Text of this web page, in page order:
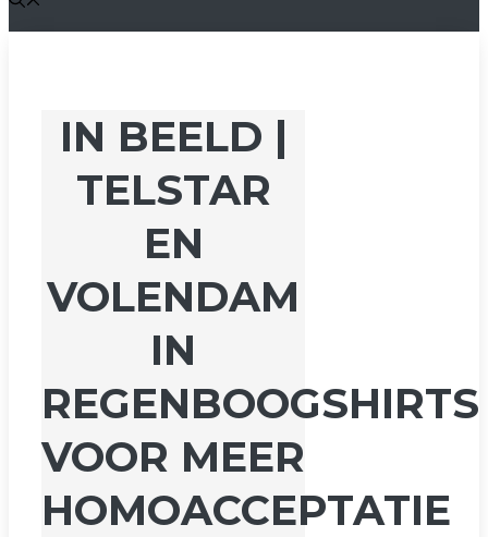
IN BEELD |
TELSTAR
EN
VOLENDAM
IN
REGENBOOGSHIRTS
VOOR MEER
HOMOACCEPTATIE